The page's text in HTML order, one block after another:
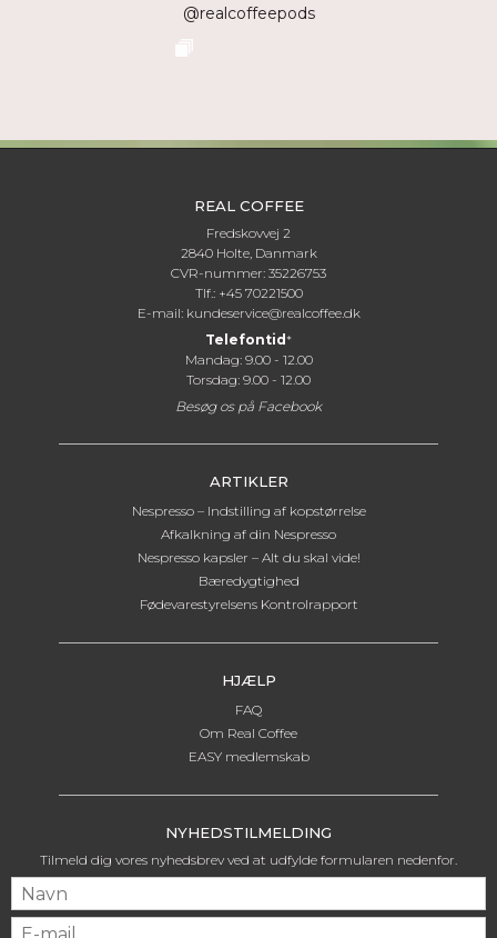
@realcoffeepods
REAL COFFEE
Fredskovvej 2
2840 Holte, Danmark
CVR-nummer: 35226753
Tlf.: +45 70221500
E-mail: kundeservice@realcoffee.dk
Telefontid *
Mandag: 9.00 - 12.00
Torsdag: 9.00 - 12.00
Besøg os på Facebook
ARTIKLER
Nespresso – Indstilling af kopstørrelse
Afkalkning af din Nespresso
Nespresso kapsler – Alt du skal vide!
Bæredygtighed
Fødevarestyrelsens Kontrolrapport
HJÆLP
FAQ
Om Real Coffee
EASY medlemskab
NYHEDSTILMELDING
Tilmeld dig vores nyhedsbrev ved at udfylde formularen nedenfor.